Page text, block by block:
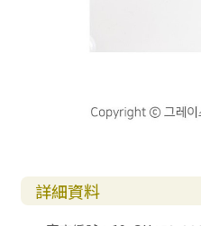
詳細資料